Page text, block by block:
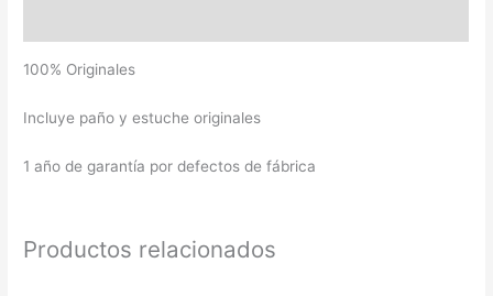
100% Originales
Incluye paño y estuche originales
1 año de garantía por defectos de fábrica
Productos relacionados